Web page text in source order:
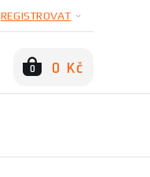
REGISTROVAT
0 0 Kč